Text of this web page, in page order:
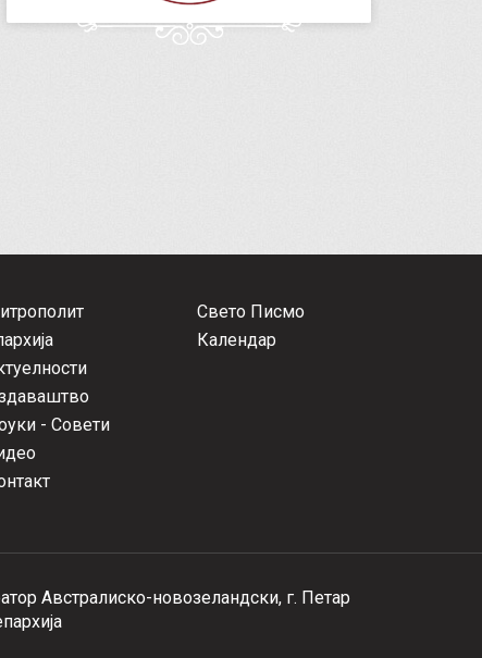
- Совети
Свето Писмо
Календар
Австралиско-новозеландски, г. Петар